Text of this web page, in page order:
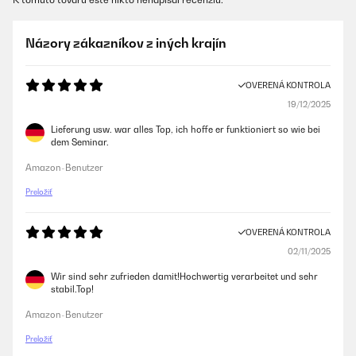
Názory zákazníkov z iných krajín
OVERENÁ KONTROLA
19/12/2025
Lieferung usw. war alles Top, ich hoffe er funktioniert so wie bei
dem Seminar.
Amazon-Benutzer
Preložiť
OVERENÁ KONTROLA
02/11/2025
Wir sind sehr zufrieden damit!Hochwertig verarbeitet und sehr
stabil.Top!
Amazon-Benutzer
Preložiť